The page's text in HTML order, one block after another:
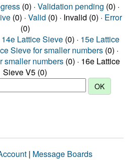
(0) · Validation pending (0) ·
(0) · Valid (0) · Invalid (0) · Error
(0)
14e Lattice Sieve (0) · 15e Lattice
Sieve for smaller numbers (0) ·
smaller numbers (0) · 16e Lattice
Sieve V5 (0)
| Message Boards